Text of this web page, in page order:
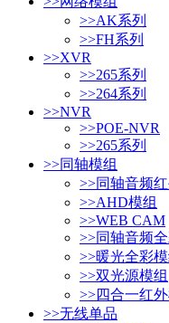
>>AK系列
>>FH系列
>>XVR
>>265系列
>>264系列
>>NVR
>>POE-NVR
>>265系列
>>同轴模组
>>同轴音频
>>AHD模组
>>WEB CAM
>>同轴音频
>>暖光全彩模
>>双光源模组
>>四合一红
>>无线单品